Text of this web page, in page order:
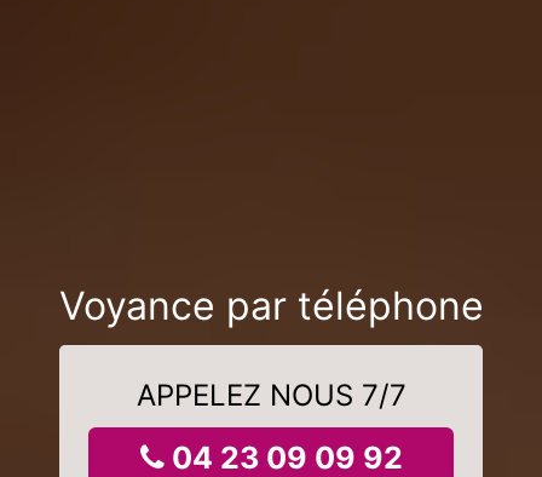
Voyance par téléphone
APPELEZ NOUS 7/7
04 23 09 09 92